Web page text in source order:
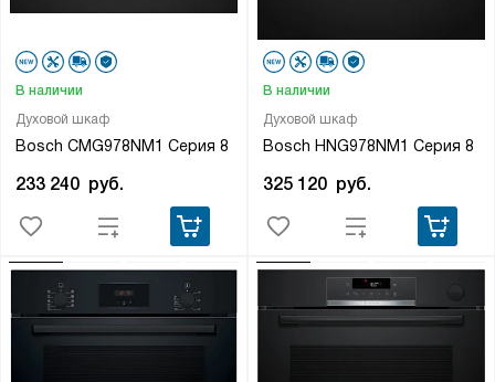
Духовой шкаф
Bosch CMG978NM1 Серия 8
В наличии
233 240 руб.
Духовой шкаф
Bosch HNG978NM1 Серия 8
В наличии
325 120 руб.